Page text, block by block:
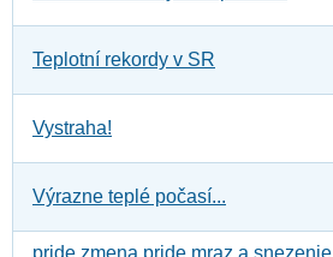
Teplotní rekordy v SR
Vystraha!
Výrazne teplé počasí...